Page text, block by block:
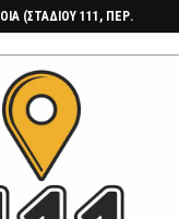
(ΣΤΑΔΙΟΥ 111, ΠΕΡ.